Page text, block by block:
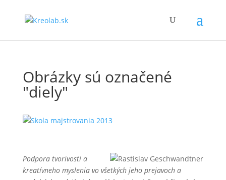
Obrázky sú označené
"diely"
Podpora tvorivosti a
kreatívneho myslenia vo všetkých jeho prejavoch a